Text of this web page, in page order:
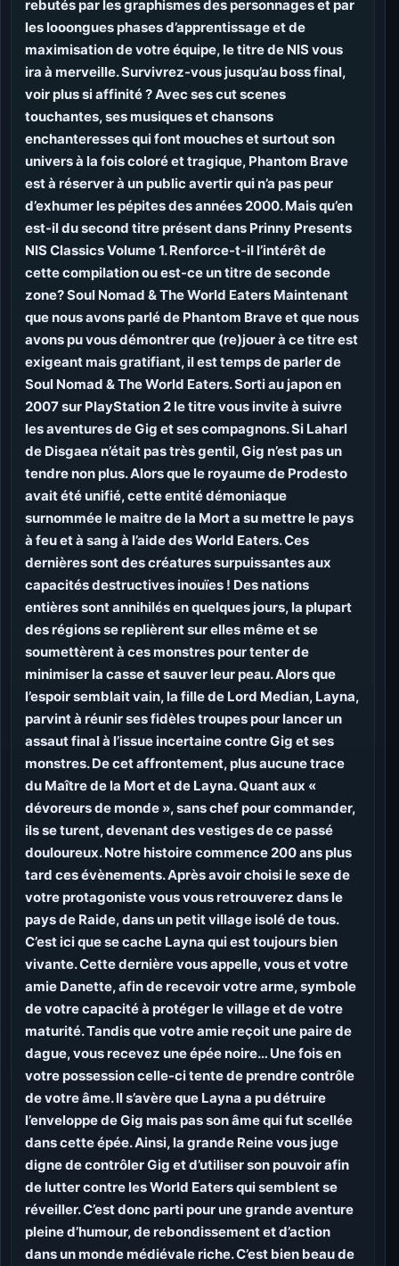
rebutés par les graphismes des personnages et par
les looongues phases d’apprentissage et de
maximisation de votre équipe, le titre de NIS vous
ira à merveille. Survivrez-vous jusqu’au boss final,
voir plus si affinité ? Avec ses cut scenes
touchantes, ses musiques et chansons
enchanteresses qui font mouches et surtout son
univers à la fois coloré et tragique, Phantom Brave
est à réserver à un public avertir qui n’a pas peur
d’exhumer les pépites des années 2000. Mais qu’en
est-il du second titre présent dans Prinny Presents
NIS Classics Volume 1. Renforce-t-il l’intérêt de
cette compilation ou est-ce un titre de seconde
zone? Soul Nomad & The World Eaters Maintenant
que nous avons parlé de Phantom Brave et que nous
avons pu vous démontrer que (re)jouer à ce titre est
exigeant mais gratifiant, il est temps de parler de
Soul Nomad & The World Eaters. Sorti au japon en
2007 sur PlayStation 2 le titre vous invite à suivre
les aventures de Gig et ses compagnons. Si Laharl
de Disgaea n’était pas très gentil, Gig n’est pas un
tendre non plus. Alors que le royaume de Prodesto
avait été unifié, cette entité démoniaque
surnommée le maitre de la Mort a su mettre le pays
à feu et à sang à l’aide des World Eaters. Ces
dernières sont des créatures surpuissantes aux
capacités destructives inouïes ! Des nations
entières sont annihilés en quelques jours, la plupart
des régions se replièrent sur elles même et se
soumettèrent à ces monstres pour tenter de
minimiser la casse et sauver leur peau. Alors que
l’espoir semblait vain, la fille de Lord Median, Layna,
parvint à réunir ses fidèles troupes pour lancer un
assaut final à l’issue incertaine contre Gig et ses
monstres. De cet affrontement, plus aucune trace
du Maître de la Mort et de Layna. Quant aux «
dévoreurs de monde », sans chef pour commander,
ils se turent, devenant des vestiges de ce passé
douloureux. Notre histoire commence 200 ans plus
tard ces évènements. Après avoir choisi le sexe de
votre protagoniste vous vous retrouverez dans le
pays de Raide, dans un petit village isolé de tous.
C’est ici que se cache Layna qui est toujours bien
vivante. Cette dernière vous appelle, vous et votre
amie Danette, afin de recevoir votre arme, symbole
de votre capacité à protéger le village et de votre
maturité. Tandis que votre amie reçoit une paire de
dague, vous recevez une épée noire… Une fois en
votre possession celle-ci tente de prendre contrôle
de votre âme. Il s’avère que Layna a pu détruire
l’enveloppe de Gig mais pas son âme qui fut scellée
dans cette épée. Ainsi, la grande Reine vous juge
digne de contrôler Gig et d’utiliser son pouvoir afin
de lutter contre les World Eaters qui semblent se
réveiller. C’est donc parti pour une grande aventure
pleine d’humour, de rebondissement et d’action
dans un monde médiévale riche. C’est bien beau de